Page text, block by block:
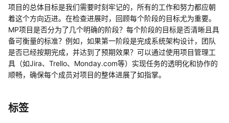
项目的总体目标是我们需要时刻牢记的，所有的工作和努力都应朝
着这个方向迈进。在检查进展时，回顾每个阶段的目标尤为重要。
MP项目是否分为了几个明确的阶段？每个阶段的目标是否清晰且具
备可衡量的标准？例如，如果第一阶段是完成系统架构设计，团队
是否已经按期完成，并达到了预期效果？可以通过使用项目管理工
具（如Jira、Trello、Monday.com等）实现任务的透明化和协作的
顺畅，确保每个成员对项目的整体进展了如指掌。
标签